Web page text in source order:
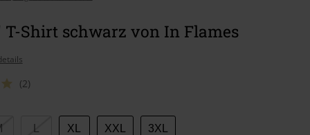
T-Shirt schwarz von In Flames
(2)
XL XXL 3XL